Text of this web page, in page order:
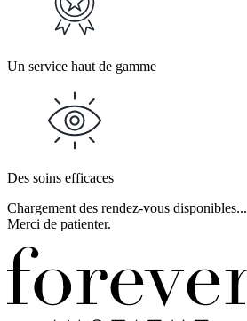
Un service haut de gamme
Des soins efficaces
Chargement des rendez-vous disponibles...
Merci de patienter.